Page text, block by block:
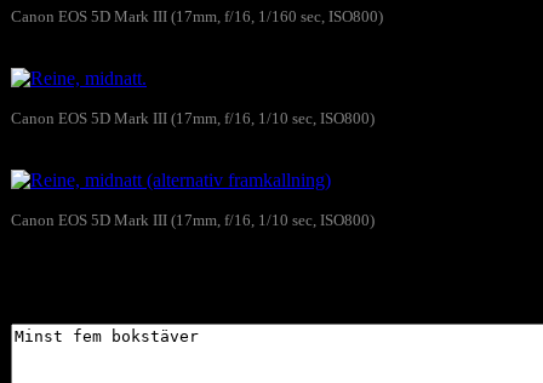
Canon EOS 5D Mark III (17mm, f/16, 1/160 sec, ISO800)
Canon EOS 5D Mark III (17mm, f/16, 1/10 sec, ISO800)
Canon EOS 5D Mark III (17mm, f/16, 1/10 sec, ISO800)